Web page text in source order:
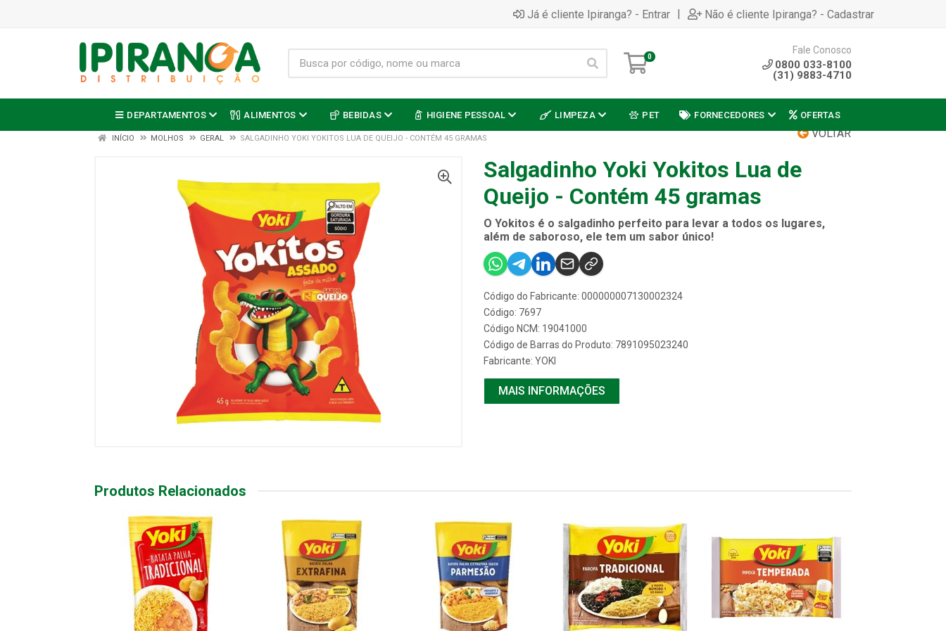
Já é cliente Ipiranga? - Entrar | Não é cliente Ipiranga? - Cadastrar
0
Fale Conosco
0800 033-8100
(31) 9883-4710
DEPARTAMENTOS ALIMENTOS BEBIDAS HIGIENE PESSOAL LIMPEZA PET FORNECEDORES OFERTAS
VOLTAR
INÍCIO MOLHOS GERAL SALGADINHO YOKI YOKITOS LUA DE QUEIJO - CONTÉM 45 GRAMAS
Salgadinho Yoki Yokitos Lua de
Queijo - Contém 45 gramas
O Yokitos é o salgadinho perfeito para levar a todos os lugares,
além de saboroso, ele tem um sabor único!
Código do Fabricante: 000000007130002324
Código: 7697
Código NCM: 19041000
Código de Barras do Produto: 7891095023240
Fabricante: YOKI
MAIS INFORMAÇÕES
Produtos Relacionados